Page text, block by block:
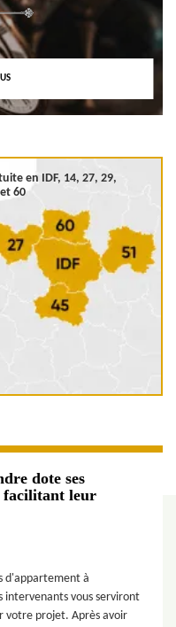
en IDF, 14, 27, 29,
60
dote ses
facilitant leur
d'appartement à
intervenants vous serviront
votre projet. Après avoir